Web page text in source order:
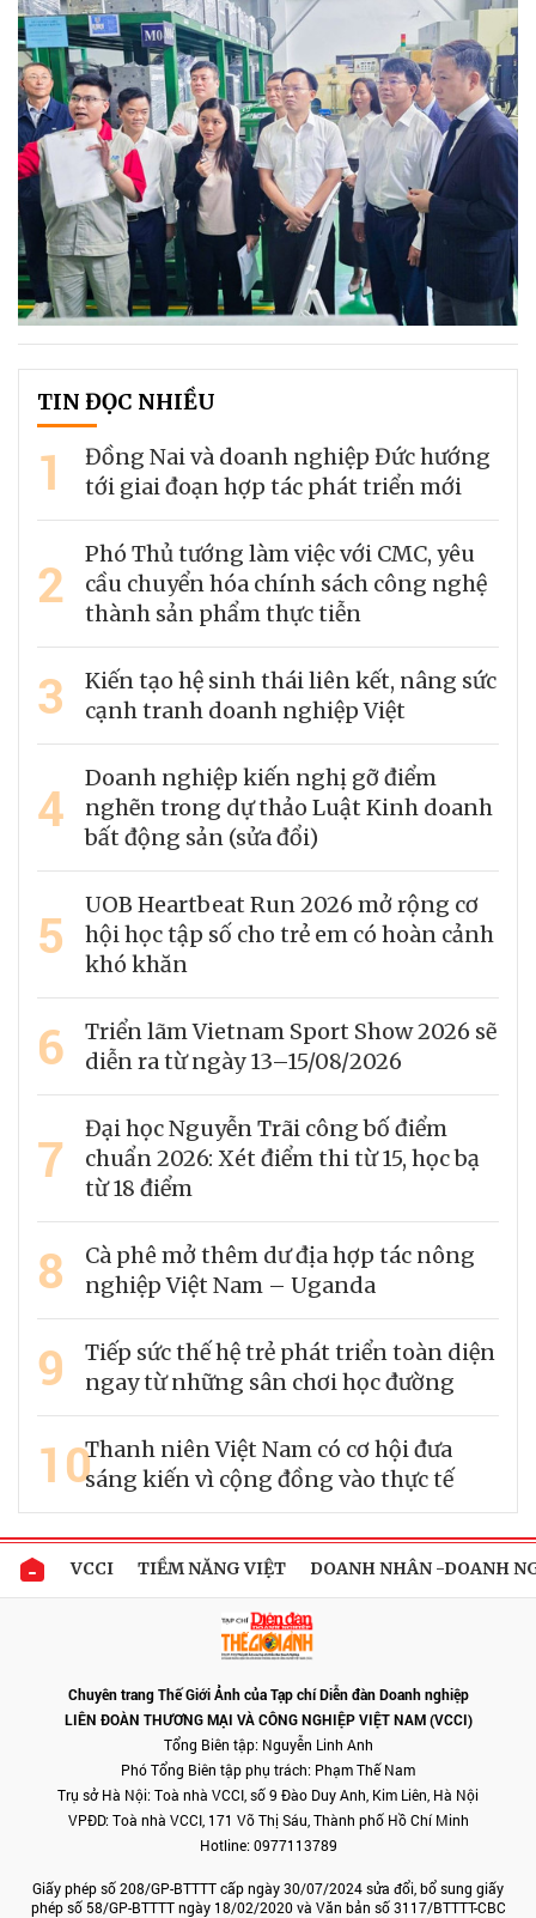
TIN ĐỌC NHIỀU
1
Đồng Nai và doanh nghiệp Đức hướng
tới giai đoạn hợp tác phát triển mới
2
Phó Thủ tướng làm việc với CMC, yêu
cầu chuyển hóa chính sách công nghệ
thành sản phẩm thực tiễn
3
Kiến tạo hệ sinh thái liên kết, nâng sức
cạnh tranh doanh nghiệp Việt
4
Doanh nghiệp kiến nghị gỡ điểm
nghẽn trong dự thảo Luật Kinh doanh
bất động sản (sửa đổi)
5
UOB Heartbeat Run 2026 mở rộng cơ
hội học tập số cho trẻ em có hoàn cảnh
khó khăn
6
Triển lãm Vietnam Sport Show 2026 sẽ
diễn ra từ ngày 13–15/08/2026
7
Đại học Nguyễn Trãi công bố điểm
chuẩn 2026: Xét điểm thi từ 15, học bạ
từ 18 điểm
8
Cà phê mở thêm dư địa hợp tác nông
nghiệp Việt Nam – Uganda
9
Tiếp sức thế hệ trẻ phát triển toàn diện
ngay từ những sân chơi học đường
10Thanh niên Việt Nam có cơ hội đưa
sáng kiến vì cộng đồng vào thực tế
VCCI TIỀM NĂNG VIỆT DOANH NHÂN -DOANH
Chuyên trang Thế Giới Ảnh của Tạp chí Diễn đàn Doanh nghiệp
LIÊN ĐOÀN THƯƠNG MẠI VÀ CÔNG NGHIỆP VIỆT NAM (VCCI)
Tổng Biên tập: Nguyễn Linh Anh
Phó Tổng Biên tập phụ trách: Phạm Thế Nam
Trụ sở Hà Nội: Toà nhà VCCI, số 9 Đào Duy Anh, Kim Liên, Hà Nội
VPĐD: Toà nhà VCCI, 171 Võ Thị Sáu, Thành phố Hồ Chí Minh
Hotline: 0977113789
Giấy phép số 208/GP-BTTTT cấp ngày 30/07/2024 sửa đổi, bổ sung giấy
phép số 58/GP-BTTTT ngày 18/02/2020 và Văn bản số 3117/BTTTT-CBC